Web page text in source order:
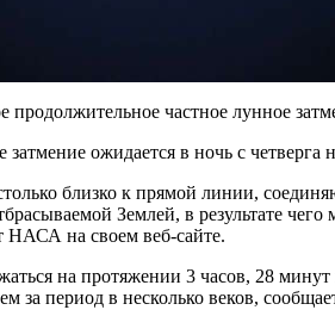
частное лунное
затмение ожидается в ночь с
близко к прямой линии,
Землей, в результате
НАСА на своем веб-сайте.
на протяжении 3 часов, 28
за период в несколько веков,